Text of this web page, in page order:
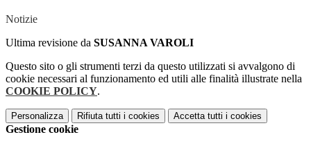
Notizie
Ultima revisione da SUSANNA VAROLI
Questo sito o gli strumenti terzi da questo utilizzati si avvalgono di
cookie necessari al funzionamento ed utili alle finalità illustrate nella
COOKIE POLICY.
Personalizza Rifiuta tutti i cookies Accetta tutti i cookies
Gestione cookie